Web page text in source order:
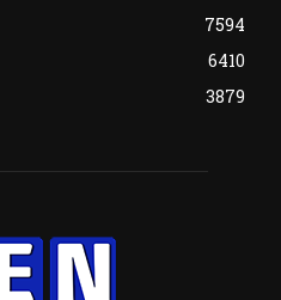
7594
6410
3879